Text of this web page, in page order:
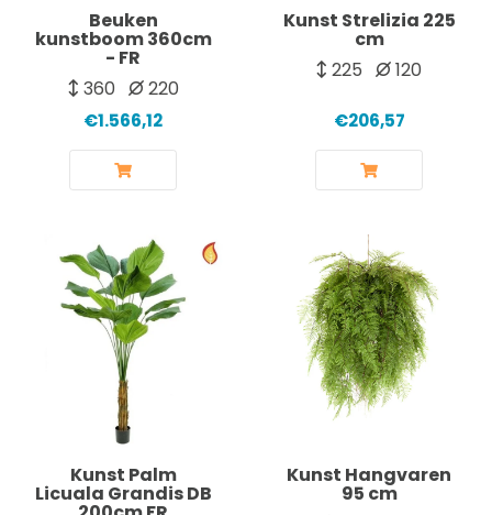
Beuken
kunstboom 360cm
- FR
360
220
€1.566,12
Kunst Strelizia 225
cm
225
120
€206,57
Kunst Palm
Licuala Grandis DB
Kunst Hangvaren
95 cm